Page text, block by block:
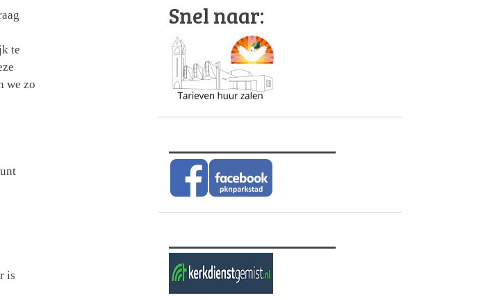
te
we zo
is
Snel naar: